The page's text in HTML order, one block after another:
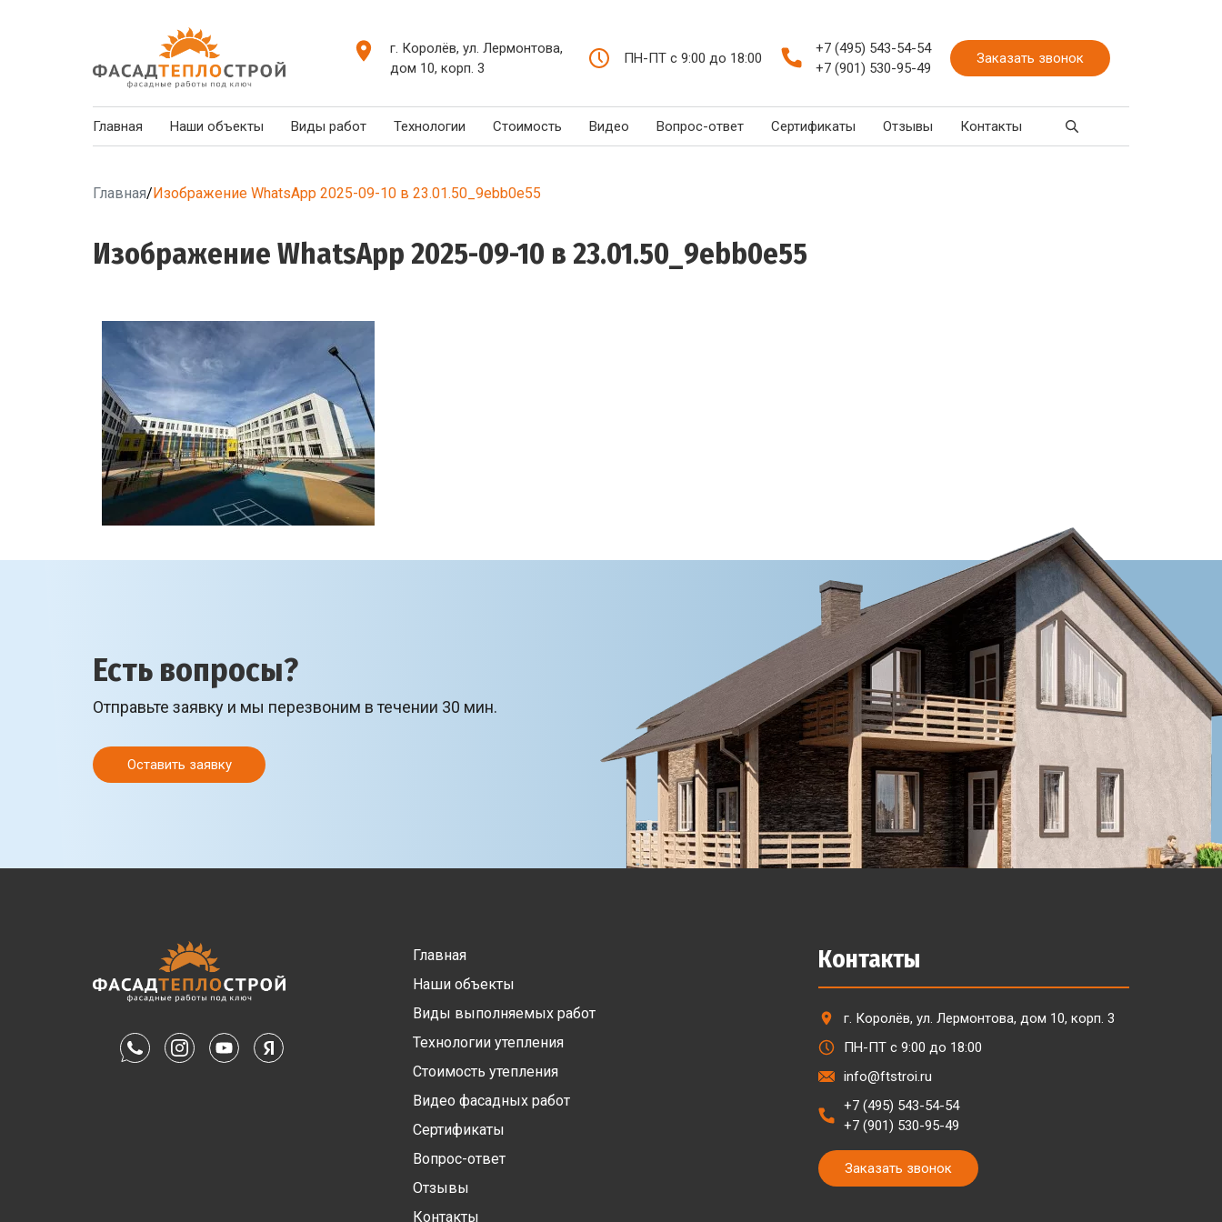
г. Королёв, ул. Лермонтова,
дом 10, корп. 3
ПН-ПТ с 9:00 до 18:00
+7 (495) 543-54-54
+7 (901) 530-95-49
Заказать звонок
Главная Наши объекты Виды работ Технологии Стоимость Видео Вопрос-ответ Сертификаты Отзывы Контакты
Главная/Изображение WhatsApp 2025-09-10 в 23.01.50_9ebb0e55
Изображение WhatsApp 2025-09-10 в 23.01.50_9ebb0e55
Есть вопросы?
Отправьте заявку и мы перезвоним в течении 30 мин.
Оставить заявку
Главная
Наши объекты
Виды выполняемых работ
Технологии утепления
Стоимость утепления
Видео фасадных работ
Сертификаты
Вопрос-ответ
Отзывы
Контакты
Контакты
г. Королёв, ул. Лермонтова, дом 10, корп. 3
ПН-ПТ с 9:00 до 18:00
info@ftstroi.ru
+7 (495) 543-54-54
+7 (901) 530-95-49
Заказать звонок